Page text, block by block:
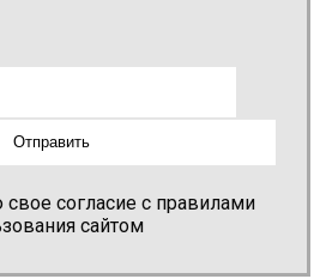
согласие с правилами
сайтом